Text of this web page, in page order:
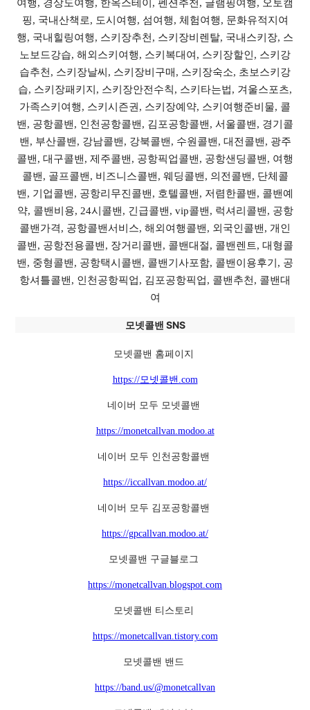
여행, 경상도여행, 한옥스테이, 펜션추천, 글램핑여행, 오토캠
핑, 국내산책로, 도시여행, 섬여행, 체험여행, 문화유적지여
행, 국내힐링여행, 스키장추천, 스키장비렌탈, 국내스키장, 스
노보드강습, 해외스키여행, 스키복대여, 스키장할인, 스키강
습추천, 스키장날씨, 스키장비구매, 스키장숙소, 초보스키강
습, 스키장패키지, 스키장안전수칙, 스키타는법, 겨울스포츠,
가족스키여행, 스키시즌권, 스키장예약, 스키여행준비물, 콜
밴, 공항콜밴, 인천공항콜밴, 김포공항콜밴, 서울콜밴, 경기콜
밴, 부산콜밴, 강남콜밴, 강북콜밴, 수원콜밴, 대전콜밴, 광주
콜밴, 대구콜밴, 제주콜밴, 공항픽업콜밴, 공항샌딩콜밴, 여행
콜밴, 골프콜밴, 비즈니스콜밴, 웨딩콜밴, 의전콜밴, 단체콜
밴, 기업콜밴, 공항리무진콜밴, 호텔콜밴, 저렴한콜밴, 콜밴예
약, 콜밴비용, 24시콜밴, 긴급콜밴, vip콜밴, 럭셔리콜밴, 공항
콜밴가격, 공항콜밴서비스, 해외여행콜밴, 외국인콜밴, 개인
콜밴, 공항전용콜밴, 장거리콜밴, 콜밴대절, 콜밴렌트, 대형콜
밴, 중형콜밴, 공항택시콜밴, 콜밴기사포함, 콜밴이용후기, 공
항셔틀콜밴, 인천공항픽업, 김포공항픽업, 콜밴추천, 콜밴대
여
모넷콜밴 SNS
모넷콜밴 홈페이지
https://모넷콜밴.com
네이버 모두 모넷콜밴
https://monetcallvan.modoo.at
네이버 모두 인천공항콜밴
https://iccallvan.modoo.at/
네이버 모두 김포공항콜밴
https://gpcallvan.modoo.at/
모넷콜밴 구글블로그
https://monetcallvan.blogspot.com
모넷콜밴 티스토리
https://monetcallvan.tistory.com
모넷콜밴 밴드
https://band.us/@monetcallvan